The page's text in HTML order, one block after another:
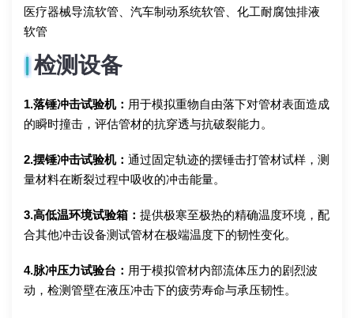
医疗器械导流软管、汽车制动系统软管、化工耐腐蚀排液
软管
检测设备
1.落锤冲击试验机： 用于模拟重物自由落下对管材表面造成
的瞬时撞击，评估管材的抗穿透与抗破裂能力。
2.摆锤冲击试验机： 通过固定轨迹的摆锤击打管材试样，测
量材料在断裂过程中吸收的冲击能量。
3.高低温环境试验箱： 提供极寒至极热的精确温度环境，配
合其他冲击设备测试管材在极端温度下的韧性变化。
4.脉冲压力试验台： 用于模拟管材内部流体压力的剧烈波
动，检测管壁在液压冲击下的疲劳寿命与承压韧性。